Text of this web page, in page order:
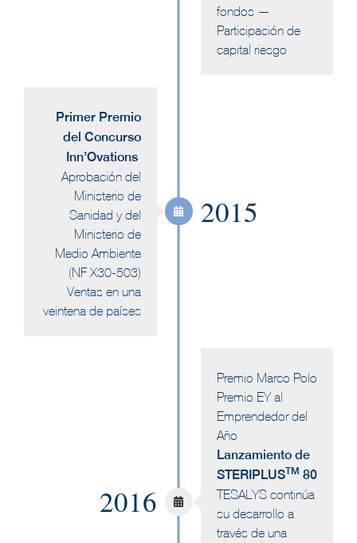
fondos —
Participación de
capital riesgo
Primer Premio
del Concurso
Inn’Ovations
Aprobación del
Ministerio de
Sanidad y del
Ministerio de
Medio Ambiente
(NF X30-503)
Ventas en una
veintena de países
2015
Premio Marco Polo
Premio EY al
Emprendedor del
Año
Lanzamiento de
STERIPLUSTM 80
TESALYS continúa
su desarrollo a
través de una
2016